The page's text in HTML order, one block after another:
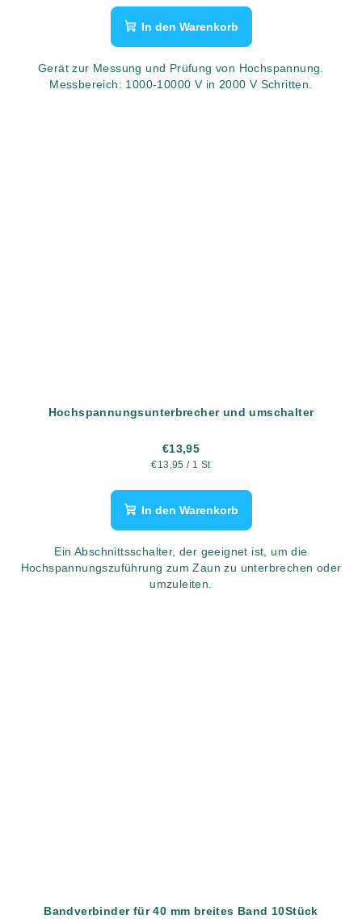
In den Warenkorb
Gerät zur Messung und Prüfung von Hochspannung.
Messbereich: 1000-10000 V in 2000 V Schritten.
Hochspannungsunterbrecher und umschalter
€13,95
Verkaufspreis:
€13,95 / 1 St
In den Warenkorb
Ein Abschnittsschalter, der geeignet ist, um die
Hochspannungszuführung zum Zaun zu unterbrechen oder
umzuleiten.
Bandverbinder für 40 mm breites Band 10Stück